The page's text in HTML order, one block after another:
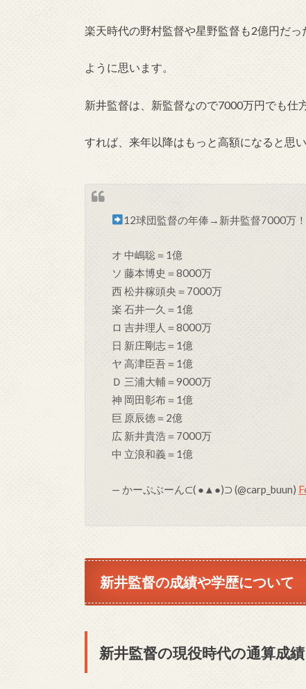
楽天時代の野村監督や星野監督も2億円だ
ように思います。
新井監督は、新監督なので7000万円でも仕
すれば、来年以降はもっと高額になると思い
12球団監督の年俸→新井監督7000万
オ 中嶋聡＝1億
ソ 藤本博史＝8000万
西 松井稼頭央＝7000万
楽 石井一久＝1億
ロ 吉井理人＝8000万
日 新庄剛志＝1億
ヤ 高津臣吾＝1億
Ｄ 三浦大輔＝9000万
神 岡田彰布＝1億
巨 原辰徳＝2億
広 新井貴浩＝7000万
中 立浪和義＝1億
— かーぷぶーん⊂( ●▲●)⊃ (@carp_buun)
新井監督の成績や学歴について
新井監督の現役時代の通算成績